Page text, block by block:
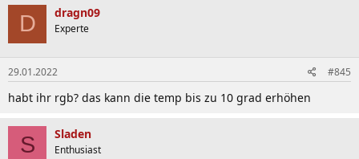
k
t
i
o
n
e
n
:
D dragn09
Experte
29.01.2022 #845
habt ihr rgb? das kann die temp bis zu 10 grad erhöhen
S Sladen
Enthusiast